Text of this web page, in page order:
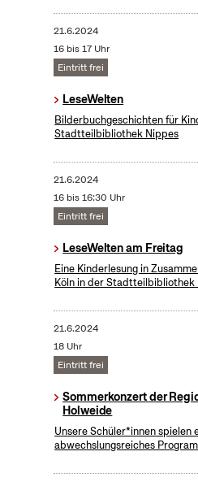
21.6.2024
16 bis 17 Uhr
Eintritt frei
LeseWelten
Bilderbuchgeschichten für
Stadtteilbibliothek Nippes
21.6.2024
16 bis 16:30 Uhr
Eintritt frei
LeseWelten am Freitag
Eine Kinderlesung in
Köln in der Stadtteilbibliothek
21.6.2024
18 Uhr
Eintritt frei
Sommerkonzert der
Holweide
Unsere Schüler*innen spielen
abwechslungsreiches